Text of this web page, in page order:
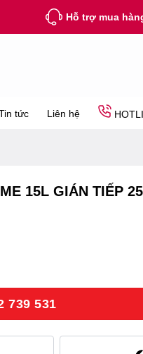
Hỗ trợ mua
tức Liên hệ
15L GIÁN TIẾP
739 531